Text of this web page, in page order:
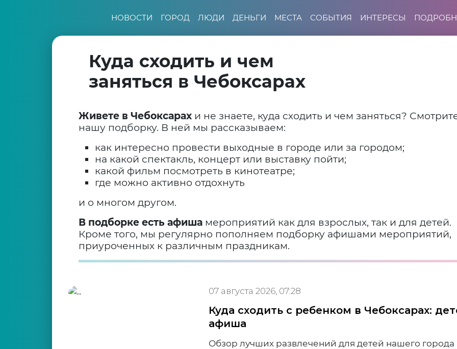
НОВОСТИ ГОРОД ЛЮДИ ДЕНЬГИ МЕСТА СОБЫТИЯ ИНТЕРЕСЫ
Куда сходить и чем
заняться в Чебоксарах
Живете в Чебоксарах и не знаете, куда сходить и чем заняться?
нашу подборку. В ней мы рассказываем:
как интересно провести выходные в городе или за городом;
на какой спектакль, концерт или выставку пойти;
какой фильм посмотреть в кинотеатре;
где можно активно отдохнуть
и о многом другом.
В подборке есть афиша мероприятий как для взрослых, так и для детей.
Кроме того, мы регулярно пополняем подборку афишами мероприятий,
приуроченных к различным праздникам.
07 августа 2026, 07:28
Куда сходить с ребенком в Чебоксарах:
афиша
Обзор лучших развлечений для детей нашего города